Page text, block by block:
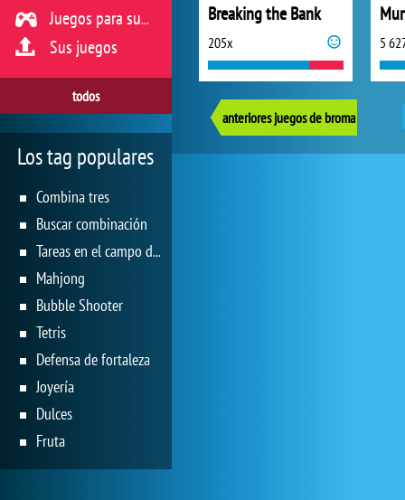
Breaking the Bank
205x 5
anteriores juegos de broma
Juegos para sus reflejos
Sus juegos
todos
Los tag populares
Combina tres
Buscar combinación
Tareas en el campo de juego
Mahjong
Bubble Shooter
Tetris
Defensa de fortaleza
Joyería
Dulces
Fruta